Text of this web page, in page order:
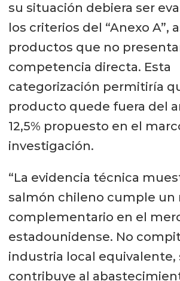
su situación debiera ser
los criterios del “Anexo A”,
productos que no
competencia directa. Esta
categorización permitiría
producto quede fuera del
12,5% propuesto en el
investigación.
“La evidencia técnica
salmón chileno cumple un
complementario en el
estadounidense. No
industria local equivalente,
contribuye al